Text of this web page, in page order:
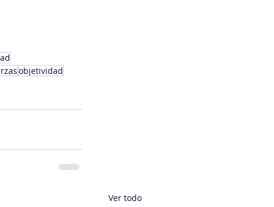
objetividad
Ver todo